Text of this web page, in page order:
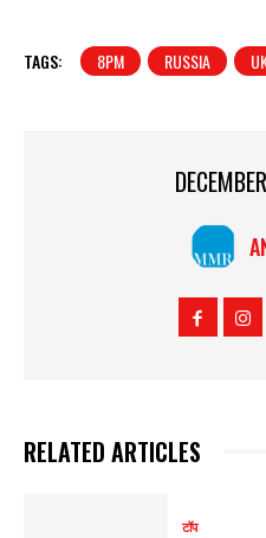
TAGS: 8PM RUSSIA
RELATED ARTICLES
टॉप